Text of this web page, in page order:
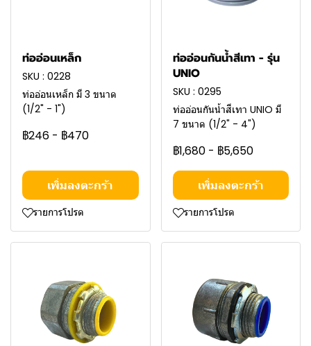
ท่ออ่อนเหล็ก
SKU : 0228
ท่ออ่อนเหล็ก มี 3 ขนาด
(1/2" - 1")
฿246 - ฿470
เพิ่มลงตะกร้า
รายการโปรด
ท่ออ่อนกันน้ำสีเทา - รุ่น
UNIO
SKU : 0295
ท่ออ่อนกันน้ำสีเทา UNIO มี
7 ขนาด (1/2" - 4")
฿1,680- ฿5,650
เพิ่มลงตะกร้า
รายการโปรด